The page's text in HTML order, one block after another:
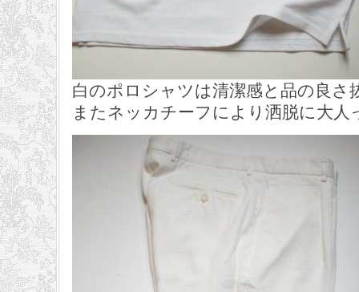
白のポロシャツは清潔感と品の良さ
またネッカチーフにより洒脱に大人